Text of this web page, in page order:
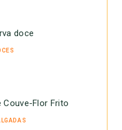
doce
Couve-Flor Frito